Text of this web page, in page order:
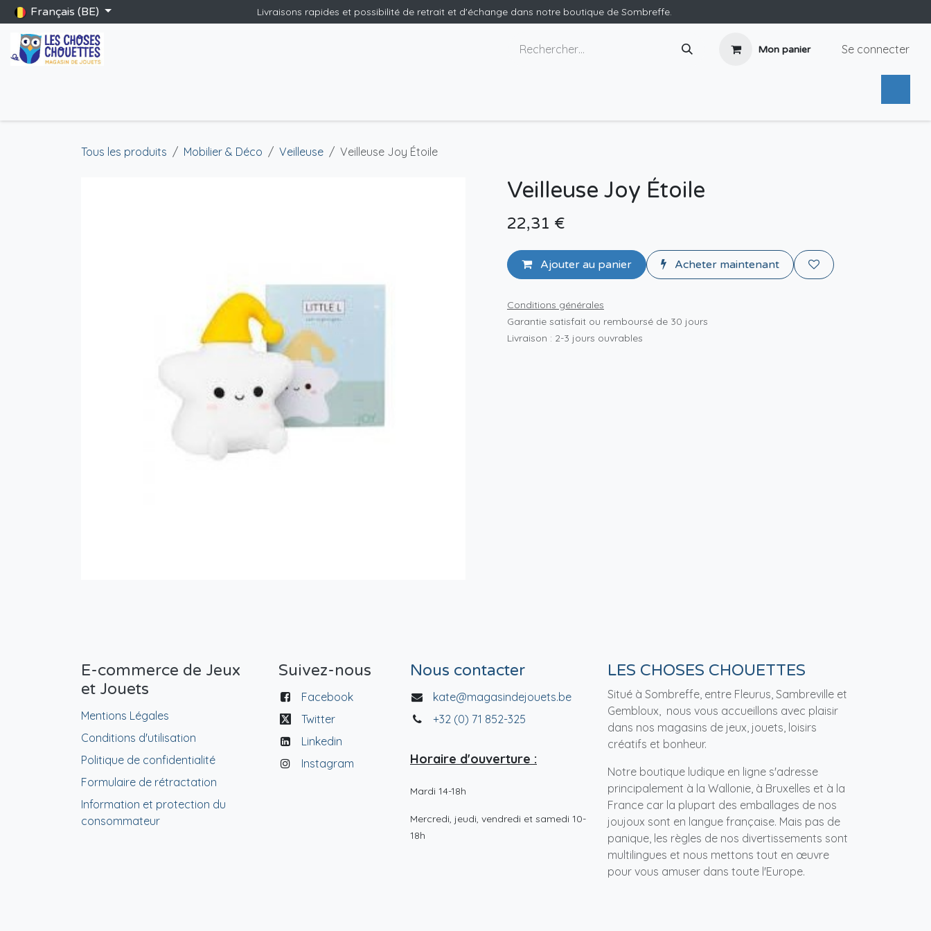
Se rendre au contenu
Français (BE) Livraisons rapides et possibilité de retrait et d'échange dans notre boutique de Sombreffe.
Mon panier Se connecter
Tous les produits Mobilier & Déco Veilleuse Veilleuse Joy Étoile
Veilleuse Joy Étoile
22,31 €
Ajouter au panier Acheter maintenant
Conditions générales
Garantie satisfait ou remboursé de 30 jours
Livraison : 2-3 jours ouvrables
E-commerce de Jeux
et Jouets
Mentions Légales
Conditions d'utilisation
Politique de confidentialité
Formulaire de rétractation
Information et protection du
consommateur
Suivez-nous
Facebook
Twitter
Linkedin
Instagram
Nous contacter
kate@magasindejouets.be
+32 (0) 71 852-325
Horaire d'ouverture :
Mardi 14-18h
Mercredi, jeudi, vendredi et samedi 10-
18h
LES CHOSES CHOUETTES
Situé à Sombreffe, entre Fleurus, Sambreville et
Gembloux, nous vous accueillons avec plaisir
dans nos magasins de jeux, jouets, loisirs
créatifs et bonheur.
Notre boutique ludique en ligne s'adresse
principalement à la Wallonie, à Bruxelles et à la
France car la plupart des emballages de nos
joujoux sont en langue française. Mais pas de
panique, les règles de nos divertissements sont
multilingues et nous mettons tout en œuvre
pour vous amuser dans toute l'Europe.